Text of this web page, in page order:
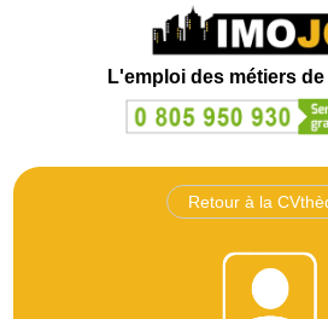
L'emploi des métiers
Retour à la